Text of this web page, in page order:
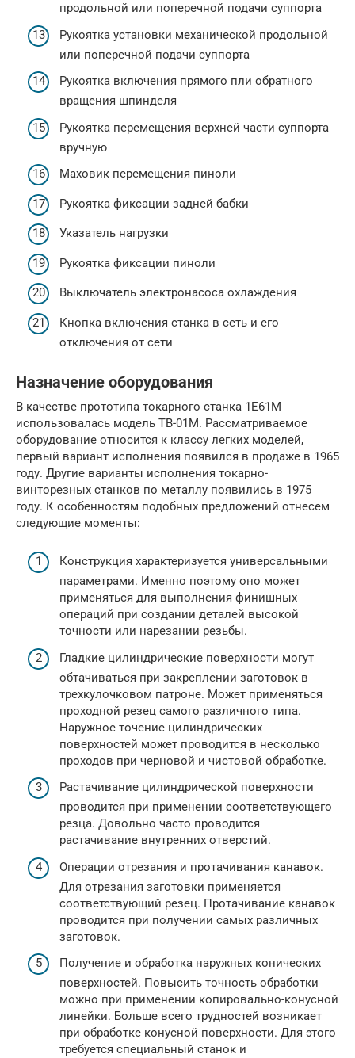
продольной или поперечной подачи суппорта
Рукоятка установки механической продольной
или поперечной подачи суппорта
Рукоятка включения прямого пли обратного
вращения шпинделя
Рукоятка перемещения верхней части суппорта
вручную
Маховик перемещения пиноли
Рукоятка фиксации задней бабки
Указатель нагрузки
Рукоятка фиксации пиноли
Выключатель электронасоса охлаждения
Кнопка включения станка в сеть и его
отключения от сети
Назначение оборудования
В качестве прототипа токарного станка 1Е61М
использовалась модель ТВ-01М. Рассматриваемое
оборудование относится к классу легких моделей,
первый вариант исполнения появился в продаже в 1965
году. Другие варианты исполнения токарно-
винторезных станков по металлу появились в 1975
году. К особенностям подобных предложений отнесем
следующие моменты:
Конструкция характеризуется универсальными
параметрами. Именно поэтому оно может
применяться для выполнения финишных
операций при создании деталей высокой
точности или нарезании резьбы.
Гладкие цилиндрические поверхности могут
обтачиваться при закреплении заготовок в
трехкулочковом патроне. Может применяться
проходной резец самого различного типа.
Наружное точение цилиндрических
поверхностей может проводится в несколько
проходов при черновой и чистовой обработке.
Растачивание цилиндрической поверхности
проводится при применении соответствующего
резца. Довольно часто проводится
растачивание внутренних отверстий.
Операции отрезания и протачивания канавок.
Для отрезания заготовки применяется
соответствующий резец. Протачивание канавок
проводится при получении самых различных
заготовок.
Получение и обработка наружных конических
поверхностей. Повысить точность обработки
можно при применении копировально-конусной
линейки. Больше всего трудностей возникает
при обработке конусной поверхности. Для этого
требуется специальный станок и